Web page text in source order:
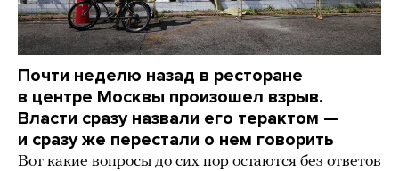
Почти неделю назад в ресторане
в центре Москвы произошел взрыв.
Власти сразу назвали его терактом —
и сразу же перестали о нем говорить
Вот какие вопросы до сих пор остаются без ответов